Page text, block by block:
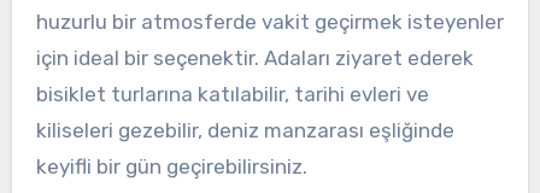
huzurlu bir atmosferde vakit geçirmek isteyenler
için ideal bir seçenektir. Adaları ziyaret ederek
bisiklet turlarına katılabilir, tarihi evleri ve
kiliseleri gezebilir, deniz manzarası eşliğinde
keyifli bir gün geçirebilirsiniz.